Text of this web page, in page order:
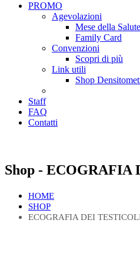
PROMO
Agevolazioni
Mese della
Family Card
Convenzioni
Scopri di più
Link utili
Shop
Staff
FAQ
Contatti
Shop -
HOME
SHOP
ECOGRAFIA DEI